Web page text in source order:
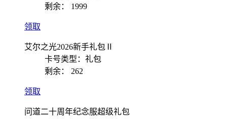
剩余：
1999
领取
艾尔之光2026新手礼包Ⅱ
卡号类型：礼包
剩余：
262
领取
问道二十周年纪念服超级礼包